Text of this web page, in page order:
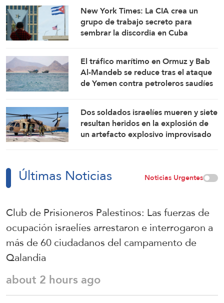
New York Times: La CIA crea un
grupo de trabajo secreto para
sembrar la discordia en Cuba
El tráfico marítimo en Ormuz y Bab
Al-Mandeb se reduce tras el ataque
de Yemen contra petroleros saudíes
Dos soldados israelíes mueren y siete
resultan heridos en la explosión de
un artefacto explosivo improvisado
Últimas Noticias Noticias Urgentes
Club de Prisioneros Palestinos: Las fuerzas de
ocupación israelíes arrestaron e interrogaron a
más de 60 ciudadanos del campamento de
Qalandia
about 2 hours ago